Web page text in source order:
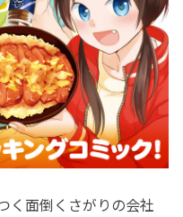
く面倒くさがりの会社